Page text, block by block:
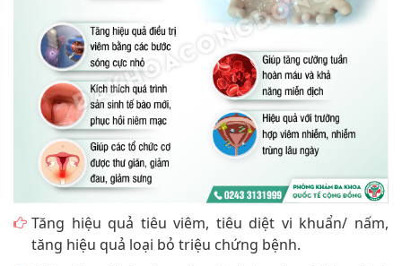
Tăng hiệu quả tiêu viêm, tiêu diệt vi khuẩn/ nấm,
tăng hiệu quả loại bỏ triệu chứng bệnh.